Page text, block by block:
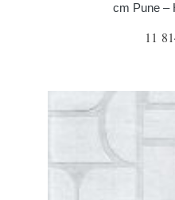
cm Pune –
11